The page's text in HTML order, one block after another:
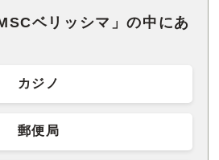
ベリッシマ」の中にあ
カジノ
郵便局